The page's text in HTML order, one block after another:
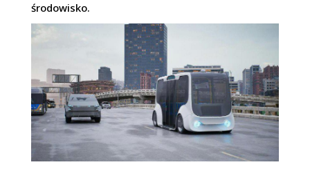
środowisko.